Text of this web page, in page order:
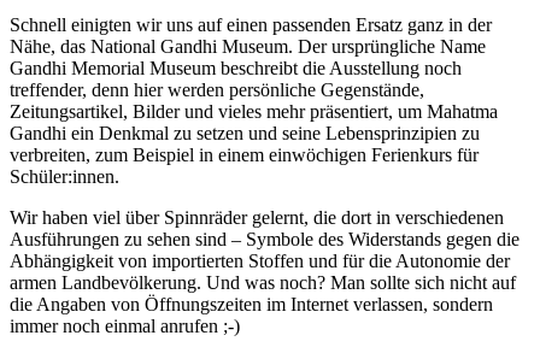
Schnell einigten wir uns auf einen passenden Ersatz ganz in der
Nähe, das National Gandhi Museum. Der ursprüngliche Name
Gandhi Memorial Museum beschreibt die Ausstellung noch
treffender, denn hier werden persönliche Gegenstände,
Zeitungsartikel, Bilder und vieles mehr präsentiert, um Mahatma
Gandhi ein Denkmal zu setzen und seine Lebensprinzipien zu
verbreiten, zum Beispiel in einem einwöchigen Ferienkurs für
Schüler:innen.
Wir haben viel über Spinnräder gelernt, die dort in verschiedenen
Ausführungen zu sehen sind – Symbole des Widerstands gegen die
Abhängigkeit von importierten Stoffen und für die Autonomie der
armen Landbevölkerung. Und was noch? Man sollte sich nicht auf
die Angaben von Öffnungszeiten im Internet verlassen, sondern
immer noch einmal anrufen ;-)